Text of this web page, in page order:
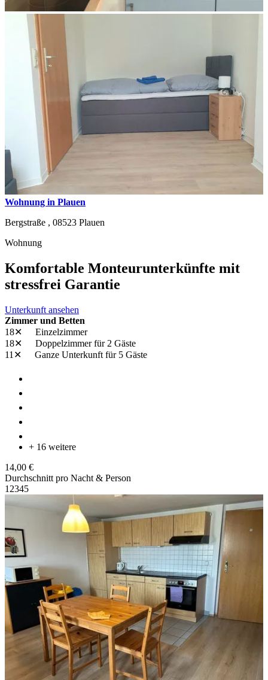
Wohnung in Plauen
Bergstraße , 08523 Plauen
Wohnung
Komfortable Monteurunterkünfte mit
stressfrei Garantie
Unterkunft ansehen
Zimmer und Betten
18✕
Einzelzimmer
18✕
Doppelzimmerfür 2 Gäste
11✕
Ganze Unterkunft für 5 Gäste
+ 16 weitere
14,00 €
Durchschnitt pro Nacht & Person
1 2345